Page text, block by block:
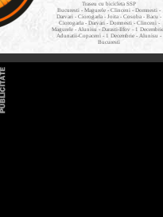
Traseu cu bicicleta SSP
Bucuresti - Magurele - Clinceni - Domnesti -
Darvari - Ciorogarla - Joita - Cosoba - Bacu -
Ciorogarla - Darvari - Domnesti - Clinceni -
Magurele - Alunisu - Darasti-Ilfov - 1
Adunatii-Copaceni - 1 Decembrie - Alunisu -
Bucuresti